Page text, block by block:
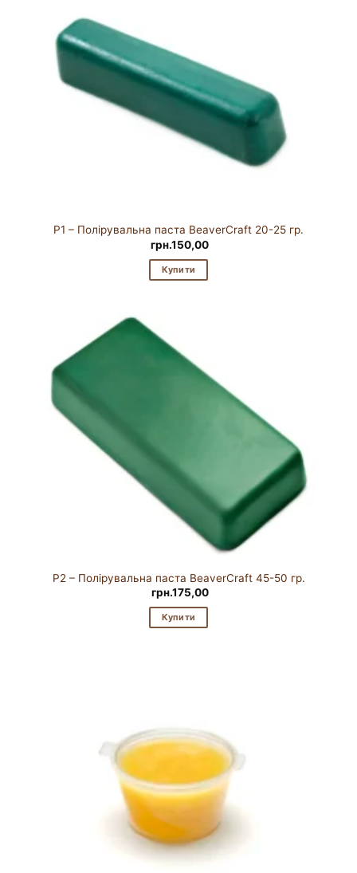
P1 – Полірувальна паста BeaverCraft 20-25 гр.
грн.150,00
Купити
P2 – Полірувальна паста BeaverCraft 45-50 гр.
грн.175,00
Купити